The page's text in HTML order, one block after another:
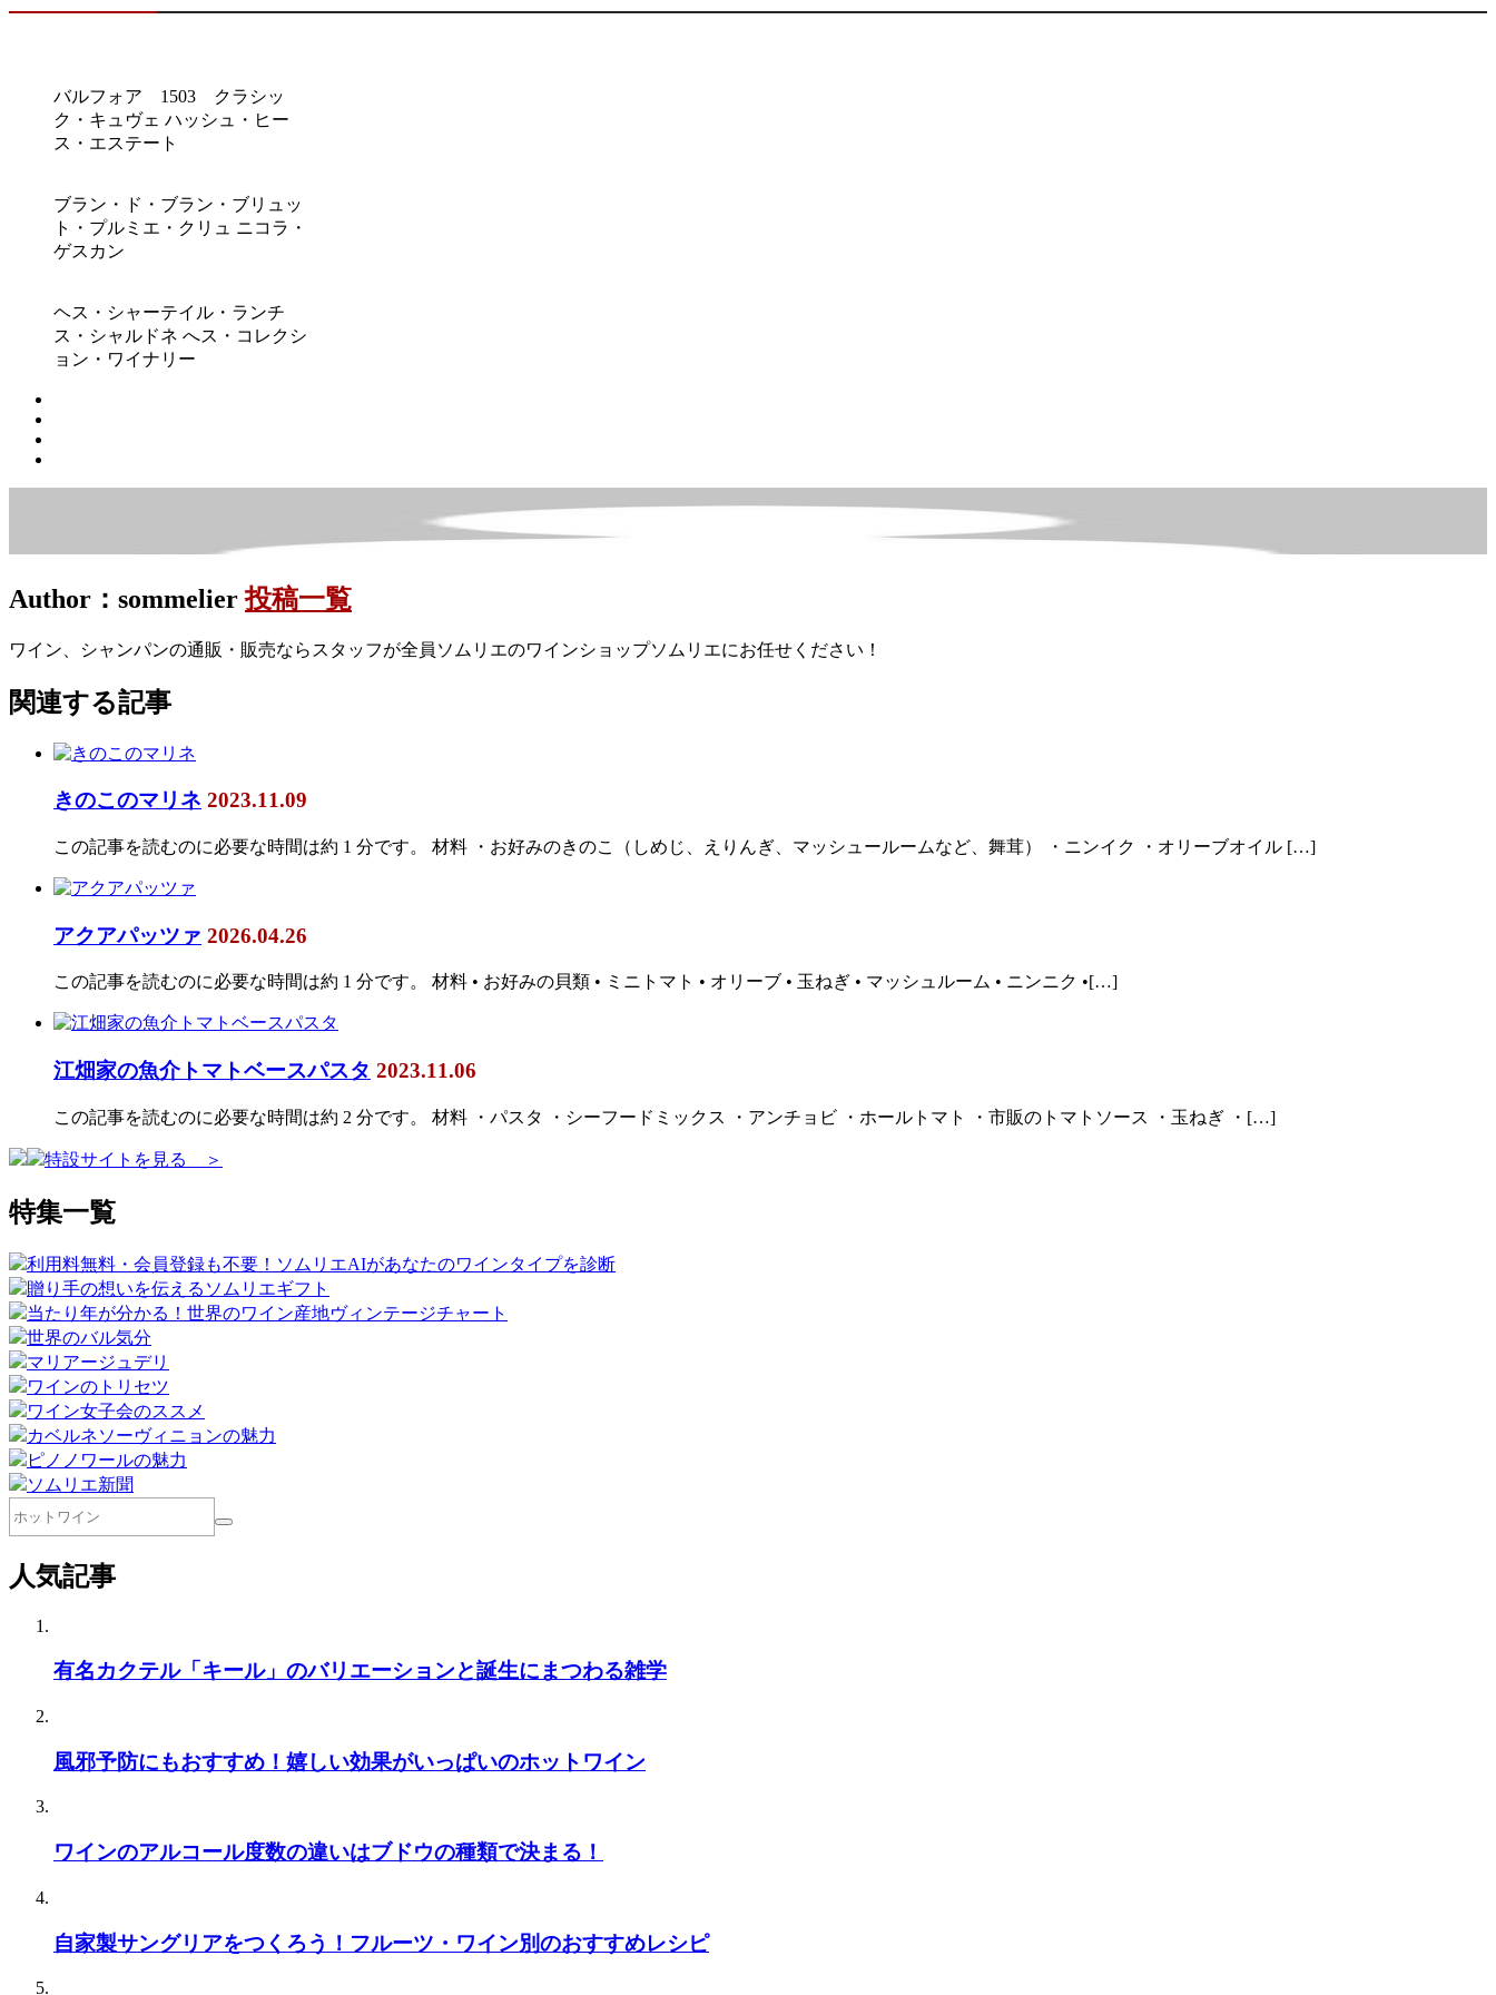
バルフォア 1503 クラシッ
ク・キュヴェ ハッシュ・ヒー
ス・エステート
ブラン・ド・ブラン・ブリュッ
ト・プルミエ・クリュ ニコラ・
ゲスカン
ヘス・シャーテイル・ランチ
ス・シャルドネ へス・コレクシ
ョン・ワイナリー
Author：sommelier投稿一覧
ワイン、シャンパンの通販・販売ならスタッフが全員ソムリエのワインショップソムリエにお任せください！
関連する記事
きのこのマリネ 2023.11.09
この記事を読むのに必要な時間は約 1 分です。 材料 ・お好みのきのこ（しめじ、えりんぎ、マッシュールームなど、舞茸） ・ニンイク ・オリーブオイル […]
アクアパッツァ 2026.04.26
この記事を読むのに必要な時間は約 1 分です。 材料 • お好みの貝類 • ミニトマト • オリーブ • 玉ねぎ • マッシュルーム • ニンニク •[…]
江畑家の魚介トマトベースパスタ 2023.11.06
この記事を読むのに必要な時間は約 2 分です。 材料 ・パスタ ・シーフードミックス ・アンチョビ ・ホールトマト ・市販のトマトソース ・玉ねぎ ・[…]
特設サイトを見る ＞
特集一覧
利用料無料・会員登録も不要！ソムリエAIがあなたのワインタイプを診断
贈り手の想いを伝えるソムリエギフト
当たり年が分かる！世界のワイン産地ヴィンテージチャート
世界のバル気分
マリアージュデリ
ワインのトリセツ
ワイン女子会のススメ
カベルネソーヴィニョンの魅力
ピノノワールの魅力
ソムリエ新聞
人気記事
有名カクテル「キール」のバリエーションと誕生にまつわる雑学
風邪予防にもおすすめ！嬉しい効果がいっぱいのホットワイン
ワインのアルコール度数の違いはブドウの種類で決まる！
自家製サングリアをつくろう！フルーツ・ワイン別のおすすめレシピ